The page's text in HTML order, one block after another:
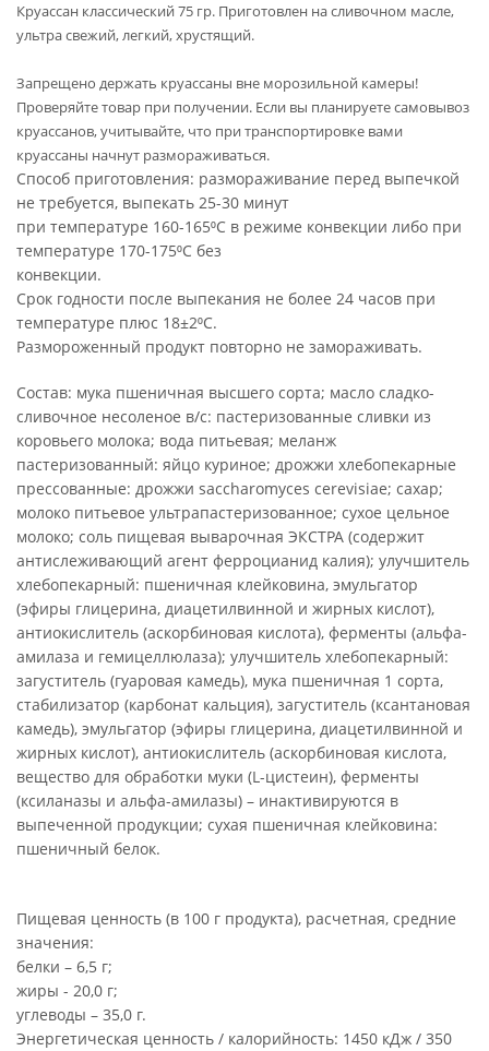
Круассан классический 75 гр. Приготовлен на сливочном масле,
ультра свежий, легкий, хрустящий.
Запрещено держать круассаны вне морозильной камеры!
Проверяйте товар при получении. Если вы планируете самовывоз
круассанов, учитывайте, что при транспортировке вами
круассаны начнут размораживаться.
Способ приготовления: размораживание перед выпечкой
не требуется, выпекать 25-30 минут
при температуре 160-165⁰С в режиме конвекции либо при
температуре 170-175⁰С без
конвекции.
Срок годности после выпекания не более 24 часов при
температуре плюс 18±2⁰С.
Размороженный продукт повторно не замораживать.
Состав: мука пшеничная высшего сорта; масло сладко-
сливочное несоленое в/с: пастеризованные сливки из
коровьего молока; вода питьевая; меланж
пастеризованный: яйцо куриное; дрожжи хлебопекарные
прессованные: дрожжи saccharomyces cerevisiae; сахар;
молоко питьевое ультрапастеризованное; сухое цельное
молоко; соль пищевая выварочная ЭКСТРА (содержит
антислеживающий агент ферроцианид калия); улучшитель
хлебопекарный: пшеничная клейковина, эмульгатор
(эфиры глицерина, диацетилвинной и жирных кислот),
антиокислитель (аскорбиновая кислота), ферменты (альфа-
амилаза и гемицеллюлаза); улучшитель хлебопекарный:
загуститель (гуаровая камедь), мука пшеничная 1 сорта,
стабилизатор (карбонат кальция), загуститель (ксантановая
камедь), эмульгатор (эфиры глицерина, диацетилвинной и
жирных кислот), антиокислитель (аскорбиновая кислота,
вещество для обработки муки (L-цистеин), ферменты
(ксиланазы и альфа-амилазы) – инактивируются в
выпеченной продукции; сухая пшеничная клейковина:
пшеничный белок.
Пищевая ценность (в 100 г продукта), расчетная, средние
значения:
белки – 6,5 г;
жиры - 20,0 г;
углеводы – 35,0 г.
Энергетическая ценность / калорийность: 1450 кДж / 350